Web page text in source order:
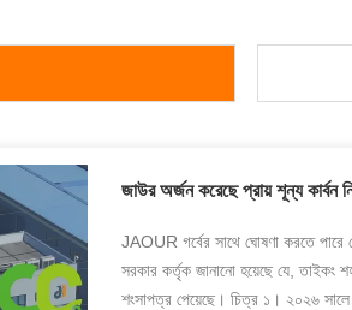
জাউর অর্জন করেছে প্রায় শূন্য কার্বন
JAOUR গর্বের সাথে ঘোষণা করতে পারে
সরকার কর্তৃক জানানো হয়েছে যে, তাইকং
শংসাপত্র পেয়েছে। চিত্র ১। ২০২৬ সালে